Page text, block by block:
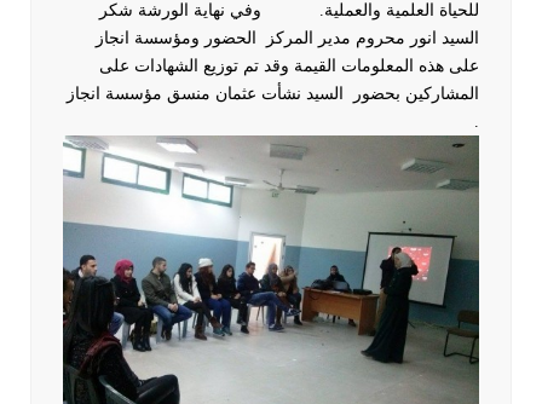
للحياة العلمية والعملية.
وفي نهاية الورشة شكر
السيد انور محروم مدير المركز الحضور ومؤسسة انجاز
على هذه المعلومات القيمة وقد تم توزيع الشهادات على
المشاركين بحضور السيد نشأت عثمان منسق مؤسسة انجاز
.